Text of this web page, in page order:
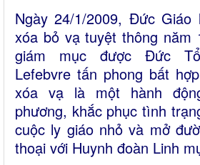
Ngày 24/1/2009, Đức Giáo
xóa bỏ vạ tuyệt thông năm
giám mục được Đức
Lefebvre tấn phong bất
xóa vạ là một hành
phương, khắc phục tình
cuộc ly giáo nhỏ và mở
thoại với Huynh đoàn Linh